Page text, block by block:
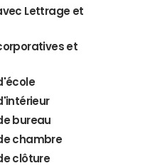
Lettrage et
et
bureau
chambre
clôture